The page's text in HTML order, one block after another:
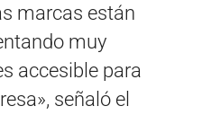
marcas están
muy
accesible para
señaló el